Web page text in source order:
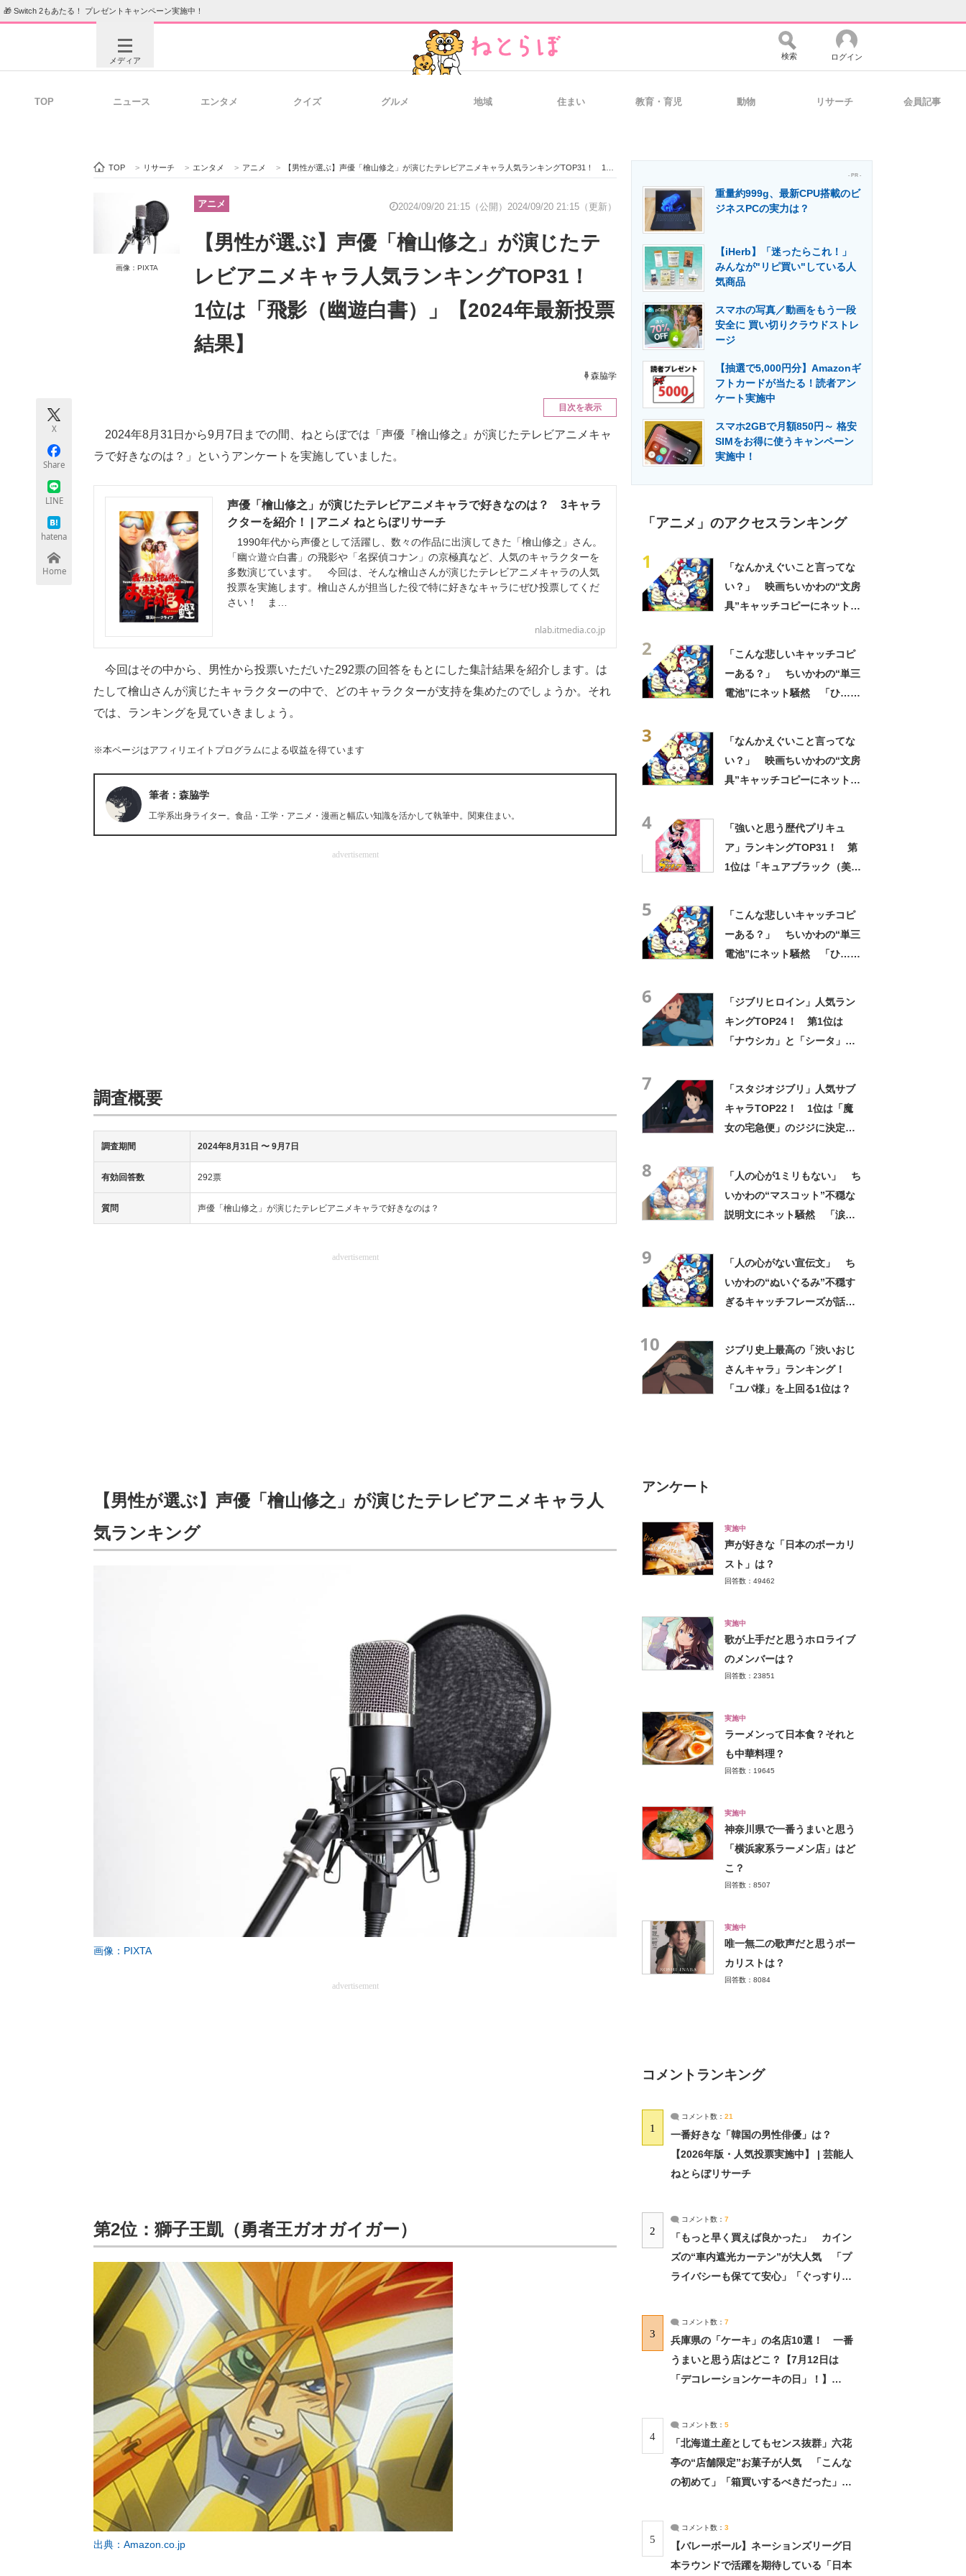
🎁 Switch 2もあたる！ プレゼントキャンペーン実施中！
メディア
ビジネスと働き方のヒント 経営リーダーのコミュニティ マーケ×ITの今がよく分かる
ITエンジニア向け専門サイト 製造業のIT導入・活用を支援
モノづくり技術者専門サイト エネルギーの専門メディア 建設×テクノロジーの最前線
検索 ログイン
TOP ニュース エンタメ クイズ グルメ 地域 住まい 教育・育児 動物 リサーチ 会員記事
TOP > リサーチ > エンタメ > アニメ > 【男性が選ぶ】声優「檜山修之」が演じたテレビアニメキャラ人気ランキングTOP31！ 1位は「飛影（幽遊白書）」【2024年最新投票結果】
画像：PIXTA
アニメ 2024/09/20 21:15（公開） 2024/09/20 21:15（更新）
【男性が選ぶ】声優「檜山修之」が演じたテ
レビアニメキャラ人気ランキングTOP31！
1位は「飛影（幽遊白書）」【2024年最新投票
結果】
森脇学
X
Share
LINE
hatena
Home
目次を表示
2024年8月31日から9月7日までの間、ねとらぼでは「声優『檜山修之』が演じたテレビアニメキャ
ラで好きなのは？」というアンケートを実施していました。
声優「檜山修之」が演じたテレビアニメキャラで好きなのは？ 3キャラ
クターを紹介！ | アニメ ねとらぼリサーチ
1990年代から声優として活躍し、数々の作品に出演してきた「檜山修之」さん。
「幽☆遊☆白書」の飛影や「名探偵コナン」の京極真など、人気のキャラクターを
多数演じています。 今回は、そんな檜山さんが演じたテレビアニメキャラの人気
投票を実施します。檜山さんが担当した役で特に好きなキャラにぜひ投票してくだ
さい！ ま…
nlab.itmedia.co.jp
今回はその中から、男性から投票いただいた292票の回答をもとにした集計結果を紹介します。は
たして檜山さんが演じたキャラクターの中で、どのキャラクターが支持を集めたのでしょうか。それ
では、ランキングを見ていきましょう。
※本ページはアフィリエイトプログラムによる収益を得ています
筆者：森脇学
工学系出身ライター。食品・工学・アニメ・漫画と幅広い知識を活かして執筆中。関東住まい。
advertisement
調査概要
調査期間 2024年8月31日 〜 9月7日
有効回答数 292票
質問 声優「檜山修之」が演じたテレビアニメキャラで好きなのは？
advertisement
【男性が選ぶ】声優「檜山修之」が演じたテレビアニメキャラ人
気ランキング
画像：PIXTA
advertisement
第2位：獅子王凱（勇者王ガオガイガー）
出典：Amazon.co.jp
- PR -
重量約999g、最新CPU搭載のビ
ジネスPCの実力は？
【iHerb】「迷ったらこれ！」
みんなが"リピ買い"している人
気商品
スマホの写真／動画をもう一段
安全に 買い切りクラウドストレ
ージ
【抽選で5,000円分】Amazonギ
フトカードが当たる！読者アン
ケート実施中
スマホ2GBで月額850円～ 格安
SIMをお得に使うキャンペーン
実施中！
「アニメ」のアクセスランキング
1
「なんかえぐいこと言ってな
い？」 映画ちいかわの“文房
具”キャッチコピーにネット騒
2
「こんな悲しいキャッチコピ
ーある？」 ちいかわの“単三
電池”にネット騒然 「ひ…人
3
「なんかえぐいこと言ってな
い？」 映画ちいかわの“文房
具”キャッチコピーにネット騒
4
「強いと思う歴代プリキュ
ア」ランキングTOP31！ 第
1位は「キュアブラック（美墨
5
「こんな悲しいキャッチコピ
ーある？」 ちいかわの“単三
電池”にネット騒然 「ひ…人
6
「ジブリヒロイン」人気ラン
キングTOP24！ 第1位は
「ナウシカ」と「シータ」に
7
「スタジオジブリ」人気サブ
キャラTOP22！ 1位は「魔
女の宅急便」のジジに決定！
8
「人の心が1ミリもない」 ち
いかわの“マスコット”不穏な
説明文にネット騒然 「涙し
9
「人の心がない宣伝文」 ち
いかわの“ぬいぐるみ”不穏す
ぎるキャッチフレーズが話
10
ジブリ史上最高の「渋いおじ
さんキャラ」ランキング！
「ユパ様」を上回る1位は？
アンケート
実施中
声が好きな「日本のボーカリ
スト」は？
回答数：49462
実施中
歌が上手だと思うホロライブ
のメンバーは？
回答数：23851
実施中
ラーメンって日本食？それと
も中華料理？
回答数：19645
実施中
神奈川県で一番うまいと思う
「横浜家系ラーメン店」はど
こ？
回答数：8507
実施中
唯一無二の歌声だと思うボー
カリストは？
回答数：8084
コメントランキング
1
コメント数： 21
一番好きな「韓国の男性俳優」は？
【2026年版・人気投票実施中】 | 芸能人
ねとらぼリサーチ
2
コメント数： 7
「もっと早く買えば良かった」 カイン
ズの“車内遮光カーテン”が大人気 「プ
ライバシーも保てて安心」「ぐっすり眠
3
コメント数： 7
兵庫県の「ケーキ」の名店10選！ 一番
うまいと思う店はどこ？【7月12日は
「デコレーションケーキの日」！】
4
コメント数： 5
「北海道土産としてもセンス抜群」六花
亭の“店舗限定”お菓子が人気 「こんな
の初めて」「箱買いするべきだった」
5
コメント数： 3
【バレーボール】ネーションズリーグ日
本ラウンドで活躍を期待している「日本